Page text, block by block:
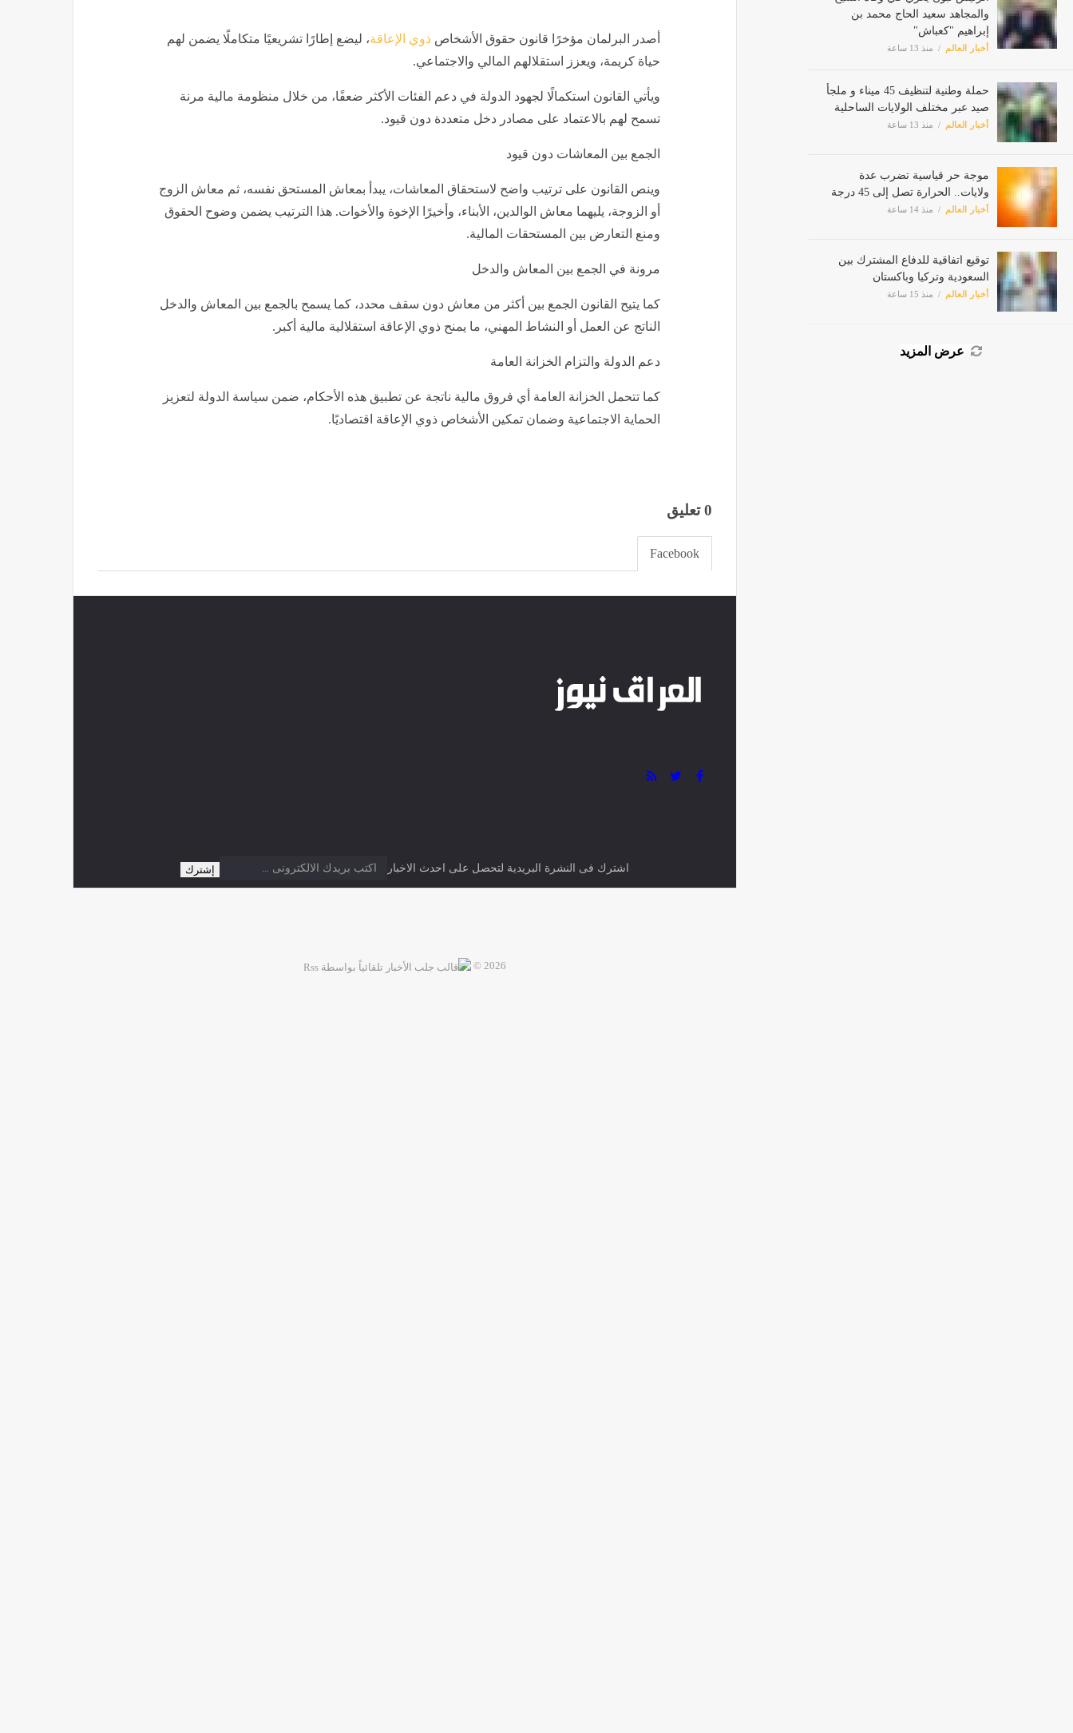
والمجاهد سعيد الحاج محمد بن
إبراهيم "كعباش"
أخبار العالم منذ 13 ساعة
حملة وطنية لتنظيف 45 ميناء و ملجأ
صيد عبر مختلف الولايات الساحلية
أخبار العالم
ولايات.. الحرارة تصل إلى 45 درجة
أخبار العالم منذ 14 ساعة
السعودية وتركيا وباكستان
أخبار العالم منذ 15 ساعة
عرض المزيد
أصدر البرلمان مؤخرًا قانون حقوق الأشخاصذوي الإعاقة، ليضع إطارًا تشريعيًا متكاملًا يضمن لهم
حياة كريمة، ويعزز استقلالهم المالي والاجتماعي.
ويأتي القانون استكمالًا لجهود الدولة في دعم الفئات الأكثر ضعفًا، من خلال منظومة مالية مرنة
تسمح لهم بالاعتماد على مصادر دخل متعددة دون قيود.
الجمع بين المعاشات دون قيود
وينص القانون على ترتيب واضح لاستحقاق المعاشات، يبدأ بمعاش المستحق نفسه، ثم معاش الزوج
أو الزوجة، يليهما معاش الوالدين، الأبناء، وأخيرًا الإخوة والأخوات. هذا الترتيب يضمن وضوح الحقوق
ومنع التعارض بين المستحقات المالية.
مرونة في الجمع بين المعاش والدخل
كما يتيح القانون الجمع بين أكثر من معاش دون سقف محدد، كما يسمح بالجمع بين المعاش والدخل
الناتج عن العمل أو النشاط المهني، ما يمنح ذوي الإعاقة استقلالية مالية أكبر.
دعم الدولة والتزام الخزانة العامة
كما تتحمل الخزانة العامة أي فروق مالية ناتجة عن تطبيق هذه الأحكام، ضمن سياسة الدولة لتعزيز
الحماية الاجتماعية وضمان تمكين الأشخاص ذوي الإعاقة اقتصاديًا.
0 تعليق
Facebook
اشترك فى النشرة البريدية لتحصل على احدث الاخبار
2026 ©